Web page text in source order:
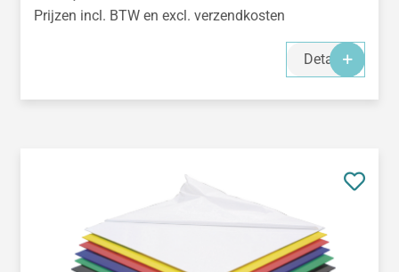
Prijzen incl. BTW en excl. verzendkosten
Details